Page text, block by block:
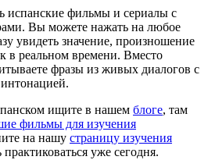
испанские фильмы и сериалы с
Вы можете нажать на любое
увидеть значение, произношение
в реальном времени. Вместо
фразы из живых диалогов с
ищите в нашем блоге, там
фильмы для изучения
на нашу страницу изучения
практиковаться уже сегодня.